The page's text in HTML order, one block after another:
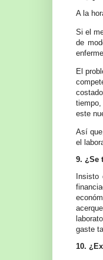
A la
Si el
de
El
este
Así
el
9. ¿Se
gaste
10.